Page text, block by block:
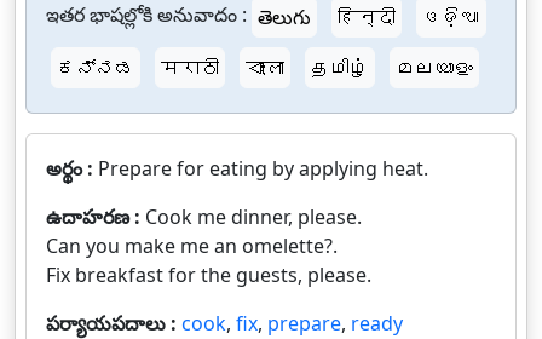
ఇతర భాషల్లోకి అనువాదం : తెలుగు हिन्दी
ଓଡ଼ିଆ
ಕನ್ನಡ
मराठी বাংলা தமிழ் മലയാളം
అర్థం : Prepare for eating by applying heat.
ఉదాహరణ : Cook me dinner, please.
Can you make me an omelette?.
Fix breakfast for the guests, please.
పర్యాయపదాలు : cook, fix, prepare, ready